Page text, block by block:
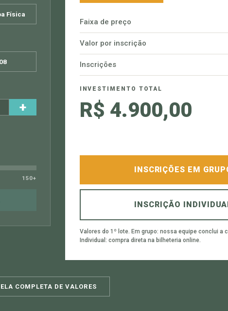
Física
+
150+
Faixa de preço
Valor por inscrição
Inscrições
INVESTIMENTO TOTAL
R$ 4.900,00
INSCRIÇÕES EM
INSCRIÇÃO
Valores do 1º lote. Em grupo: nossa equipe conclui a
Individual: compra direta na bilheteria online.
COMPLETA DE VALORES